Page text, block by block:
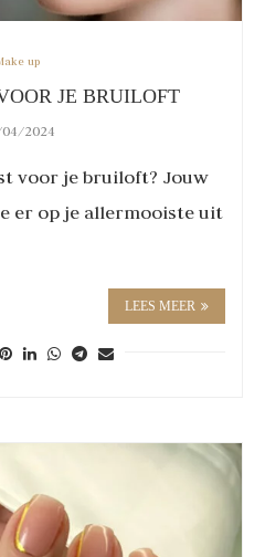
up
JE BRUILOFT
2024
voor je bruiloft? Jouw
er op je allermooiste uit
LEES MEER